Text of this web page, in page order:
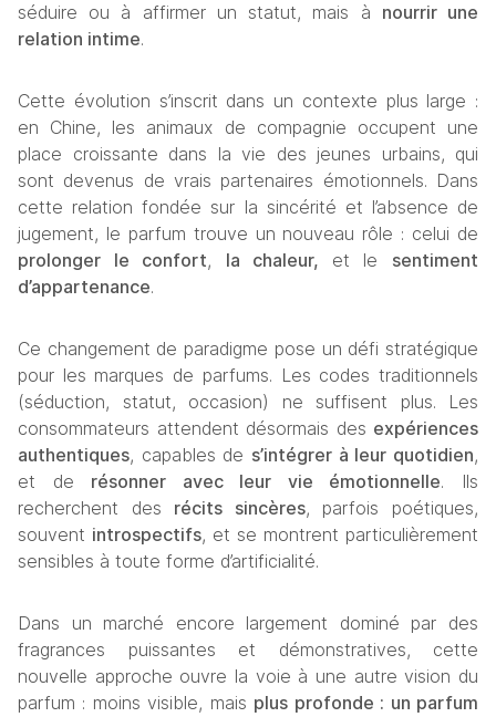
séduire ou à affirmer un statut, mais à nourrir une
relation intime.
Cette évolution s’inscrit dans un contexte plus large :
en Chine, les animaux de compagnie occupent une
place croissante dans la vie des jeunes urbains, qui
sont devenus de vrais partenaires émotionnels. Dans
cette relation fondée sur la sincérité et l’absence de
prolonger le confort, la chaleur, et le sentiment
d’appartenance.
Ce changement de paradigme pose un défi stratégique
pour les marques de parfums. Les codes traditionnels
(séduction, statut, occasion) ne suffisent plus. Les
consommateurs attendent désormais des expériences
authentiques, capables de s’intégrer à leur quotidien,
et de résonner avec leur vie émotionnelle. Ils
recherchent des récits sincères, parfois poétiques,
souvent introspectifs, et se montrent particulièrement
sensibles à toute forme d’artificialité.
Dans un marché encore largement dominé par des
fragrances puissantes et démonstratives, cette
nouvelle approche ouvre la voie à une autre vision du
parfum : moins visible, mais plus profonde : un parfum